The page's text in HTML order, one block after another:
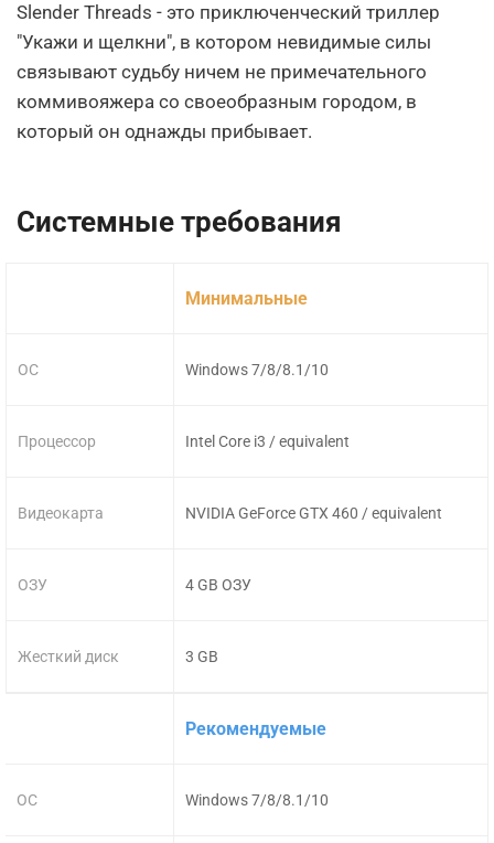
Slender Threads - это приключенческий триллер
"Укажи и щелкни", в котором невидимые силы
связывают судьбу ничем не примечательного
коммивояжера со своеобразным городом, в
который он однажды прибывает.
Системные требования
ОС
Процессор
Видеокарта
ОЗУ
Жесткий диск
Минимальные
Windows 7/8/8.1/10
Intel Core i3 / equivalent
NVIDIA GeForce GTX 460 / equivalent
4 GB ОЗУ
3 GB
ОС
Рекомендуемые
Windows 7/8/8.1/10